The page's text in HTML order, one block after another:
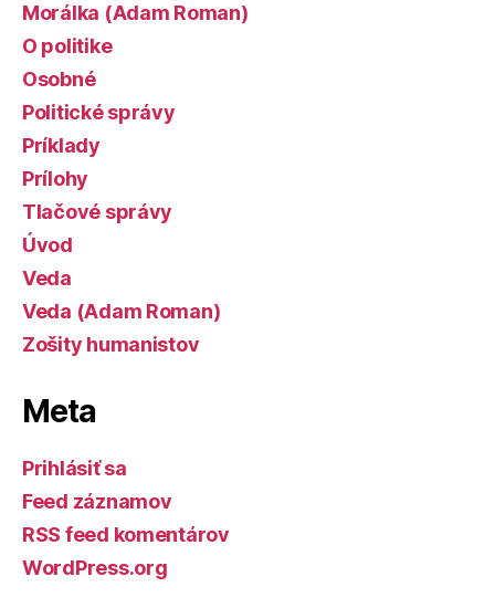
Morálka (Adam Roman)
O politike
Osobné
Politické správy
Príklady
Prílohy
Tlačové správy
Úvod
Veda
Veda (Adam Roman)
Zošity humanistov
Meta
Prihlásiť sa
Feed záznamov
RSS feed komentárov
WordPress.org